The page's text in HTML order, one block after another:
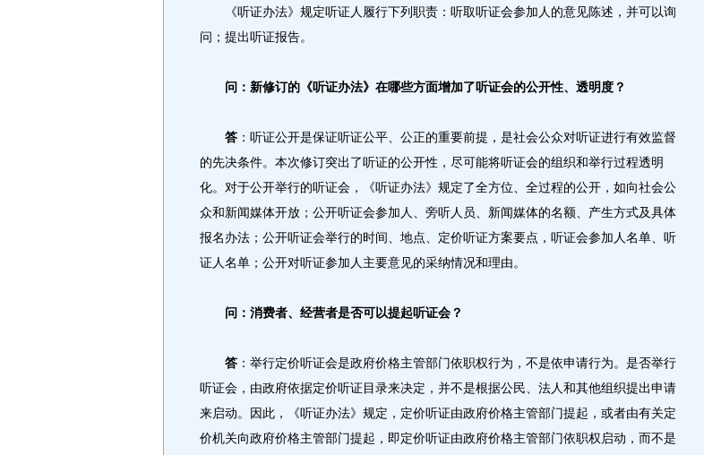
《听证办法》规定听证人履行下列职责：听取听证会参加人的意见陈述，并可以询
问；提出听证报告。
问：新修订的《听证办法》在哪些方面增加了听证会的公开性、透明度？
答 ：听证公开是保证听证公平、公正的重要前提，是社会公众对听证进行有效监督
的先决条件。本次修订突出了听证的公开性，尽可能将听证会的组织和举行过程透明
化。对于公开举行的听证会，《听证办法》规定了全方位、全过程的公开，如向社会公
众和新闻媒体开放；公开听证会参加人、旁听人员、新闻媒体的名额、产生方式及具体
报名办法；公开听证会举行的时间、地点、定价听证方案要点，听证会参加人名单、听
证人名单；公开对听证参加人主要意见的采纳情况和理由。
问：消费者、经营者是否可以提起听证会？
答 ：举行定价听证会是政府价格主管部门依职权行为，不是依申请行为。是否举行
听证会，由政府依据定价听证目录来决定，并不是根据公民、法人和其他组织提出申请
来启动。因此，《听证办法》规定，定价听证由政府价格主管部门提起，或者由有关定
价机关向政府价格主管部门提起，即定价听证由政府价格主管部门依职权启动，而不是